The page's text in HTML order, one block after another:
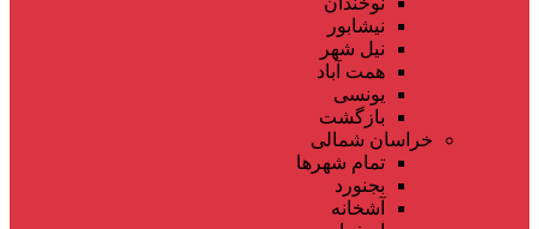
نیشابور
نیل شهر
همت آباد
یونسی
بازگشت
خراسان شمالی
تمام شهر‌ها
بجنورد
آشخانه